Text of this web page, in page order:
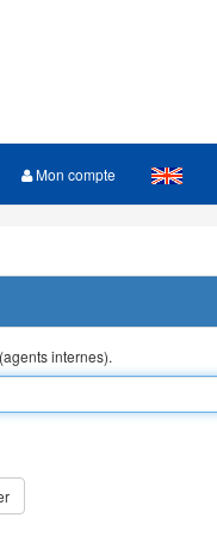
Mon compte
internes).